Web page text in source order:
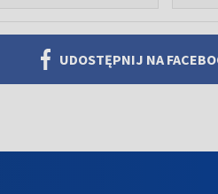
UDOSTĘPNIJ NA